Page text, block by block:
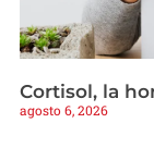
Cortisol, la
agosto 6, 2026